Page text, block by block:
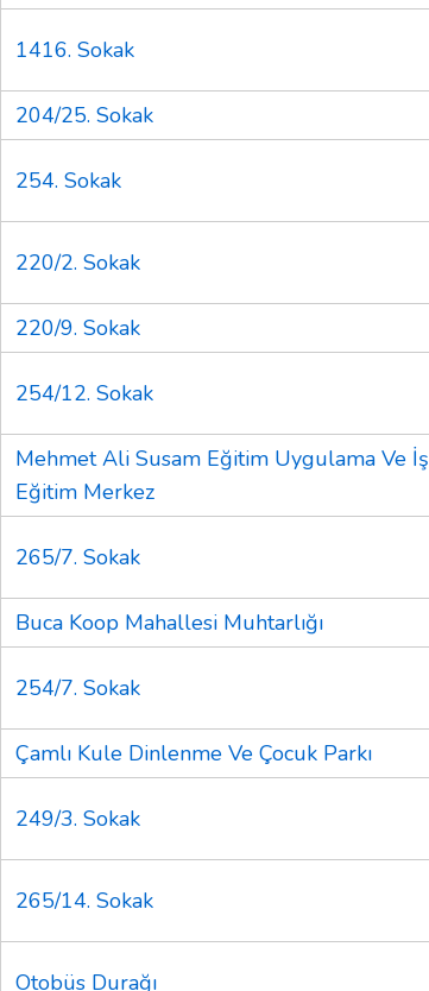
1416. Sokak
204/25. Sokak
254. Sokak
220/2. Sokak
220/9. Sokak
254/12. Sokak
Mehmet Ali Susam Eğitim Uygulama Ve İş
Eğitim Merkez
265/7. Sokak
Buca Koop Mahallesi Muhtarlığı
254/7. Sokak
Çamlı Kule Dinlenme Ve Çocuk Parkı
249/3. Sokak
265/14. Sokak
Otobüs Durağı